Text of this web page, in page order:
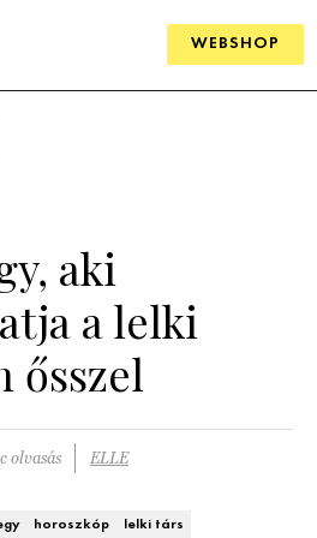
WEBSHOP
aki
a lelki
ősszel
olvasás ELLE
horoszkóp lelki társ